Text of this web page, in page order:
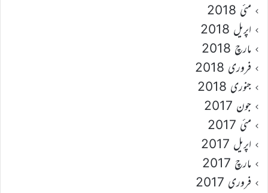
مئی 2018
اپریل 2018
مارچ 2018
فروری 2018
جنوری 2018
جون 2017
مئی 2017
اپریل 2017
مارچ 2017
فروری 2017